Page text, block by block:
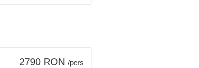
2790 RON /pers